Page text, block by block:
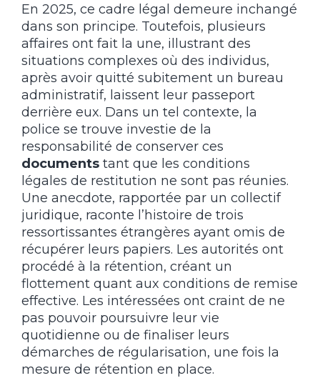
En 2025, ce cadre légal demeure inchangé
dans son principe. Toutefois, plusieurs
affaires ont fait la une, illustrant des
situations complexes où des individus,
après avoir quitté subitement un bureau
administratif, laissent leur passeport
derrière eux. Dans un tel contexte, la
police se trouve investie de la
responsabilité de conserver ces
documents tant que les conditions
légales de restitution ne sont pas réunies.
Une anecdote, rapportée par un collectif
juridique, raconte l’histoire de trois
ressortissantes étrangères ayant omis de
récupérer leurs papiers. Les autorités ont
procédé à la rétention, créant un
flottement quant aux conditions de remise
effective. Les intéressées ont craint de ne
pas pouvoir poursuivre leur vie
quotidienne ou de finaliser leurs
démarches de régularisation, une fois la
mesure de rétention en place.